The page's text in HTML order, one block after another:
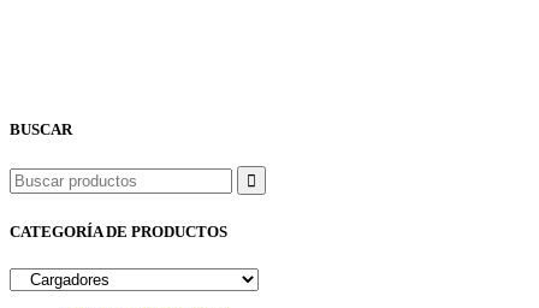
BUSCAR
Buscar
CATEGORÍA DE PRODUCTOS